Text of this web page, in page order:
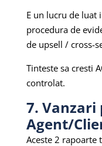
E un lucru de luat
procedura de
de upsell / cross-
Tinteste sa cresti
controlat.
7. Vanzari
Agent/
Aceste 2 rapoarte